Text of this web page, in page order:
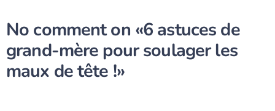
No comment on «6 astuces de
grand-mère pour soulager les
maux de tête !»